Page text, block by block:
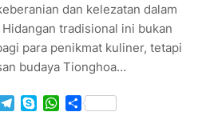
dan kelezatan dalam
tradisional ini bukan
para penikmat kuliner, tetapi
budaya Tionghoa…
TwitterTelegram
SkypeWhatsApp
Share